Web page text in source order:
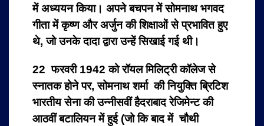
में अध्ययन किया। अपने बचपन में सोमनाथ भगवद
गीता में कृष्ण और अर्जुन की शिक्षाओं से प्रभावित हुए
थे, जो उनके दादा द्वारा उन्हें सिखाई गई थी।
22 फरवरी 1942 को रॉयल मिलिट्री कॉलेज से
स्नातक होने पर, सोमनाथ शर्मा की नियुक्ति ब्रिटिश
भारतीय सेना की उन्नीसवीं हैदराबाद रेजिमेन्ट की
आठवीं बटालियन में हुई (जो कि बाद में चौथी